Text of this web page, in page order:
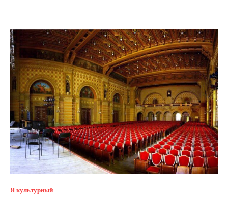
Я культурный